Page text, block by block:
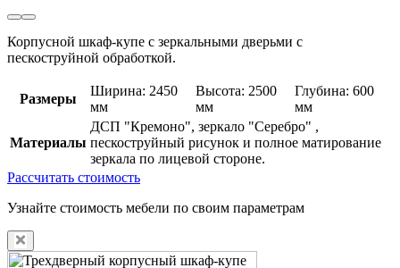
Корпусной шкаф-купе с зеркальными дверьми с
пескоструйной обработкой.
Размеры
Ширина: 2450
мм
Высота: 2500
мм
Глубина: 600
мм
Материалы
ДСП "Кремоно", зеркало "Серебро" ,
пескоструйный рисунок и полное матирование
зеркала по лицевой стороне.
Рассчитать стоимость
Узнайте стоимость мебели по своим параметрам